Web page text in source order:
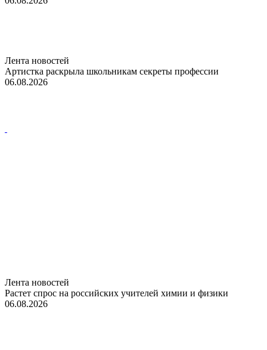
Лента новостей
Артистка раскрыла школьникам секреты профессии
06.08.2026
Лента новостей
Растет спрос на российских учителей химии и физики
06.08.2026